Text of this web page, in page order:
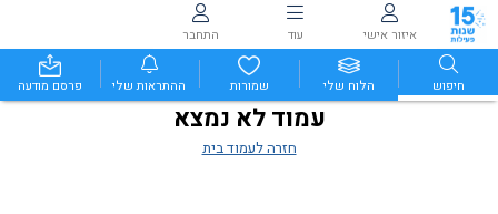
איזור אישי עוד התחבר
חיפוש הלוח שלי שמורות ההתראות שלי פרסם מודעה
עמוד לא נמצא
חזרה לעמוד בית